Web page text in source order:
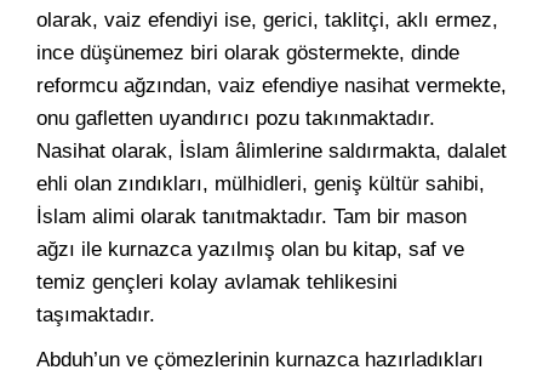
olarak, vaiz efendiyi ise, gerici, taklitçi, aklı ermez,
ince düşünemez biri olarak göstermekte, dinde
reformcu ağzından, vaiz efendiye nasihat vermekte,
onu gafletten uyandırıcı pozu takınmaktadır.
Nasihat olarak, İslam âlimlerine saldırmakta, dalalet
ehli olan zındıkları, mülhidleri, geniş kültür sahibi,
İslam alimi olarak tanıtmaktadır. Tam bir mason
ağzı ile kurnazca yazılmış olan bu kitap, saf ve
temiz gençleri kolay avlamak tehlikesini
taşımaktadır.
Abduh’un ve çömezlerinin kurnazca hazırladıkları